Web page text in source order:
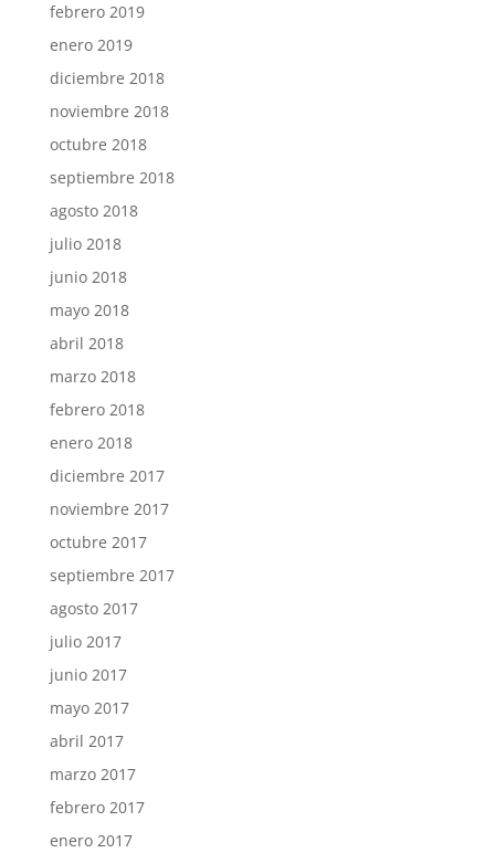
febrero 2019
enero 2019
diciembre 2018
noviembre 2018
octubre 2018
septiembre 2018
agosto 2018
julio 2018
junio 2018
mayo 2018
abril 2018
marzo 2018
febrero 2018
enero 2018
diciembre 2017
noviembre 2017
octubre 2017
septiembre 2017
agosto 2017
julio 2017
junio 2017
mayo 2017
abril 2017
marzo 2017
febrero 2017
enero 2017